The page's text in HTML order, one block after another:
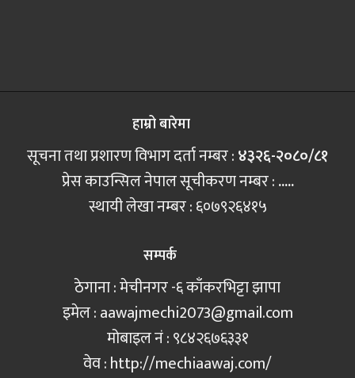
हाम्रो बारेमा
सूचना तथा प्रशारण विभाग दर्ता नम्बर :४३२६-२०८०/८१
प्रेस काउन्सिल नेपाल सूचीकरण नम्बर :.....
स्थायी लेखा नम्बर : ६०७९२६४१५
सम्पर्क
ठेगाना : मेचीनगर -६ काँकरभिट्टा झापा
इमेल :aawajmechi2073@gmail.com
मोबाइल नं‍ : ९८४२६७६३३१
वेव : http://mechiaawaj.com/